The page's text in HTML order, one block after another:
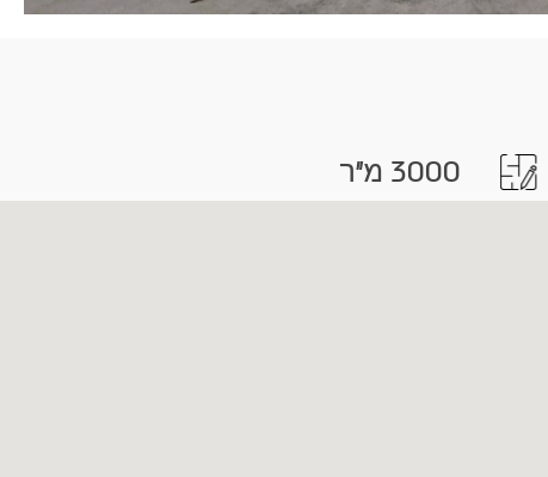
3000 מ"ר